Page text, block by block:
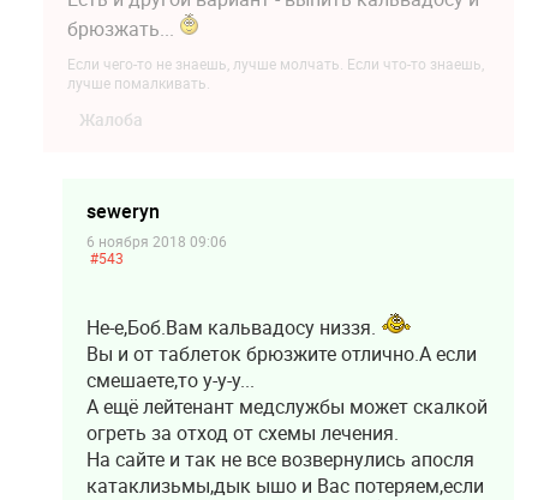
брюзжать...
Если чего-то не знаешь, лучше молчать. Если что-то знаешь,
лучше помалкивать.
Жалоба
seweryn
6 ноября 2018 09:06
#543
Не-е,Боб.Вам кальвадосу низзя.
Вы и от таблеток брюзжите отлично.А если
смешаете,то у-у-у...
А ещё лейтенант медслужбы может скалкой
огреть за отход от схемы лечения.
На сайте и так не все возвернулись апосля
катаклизьмы,дык ышо и Вас потеряем,если